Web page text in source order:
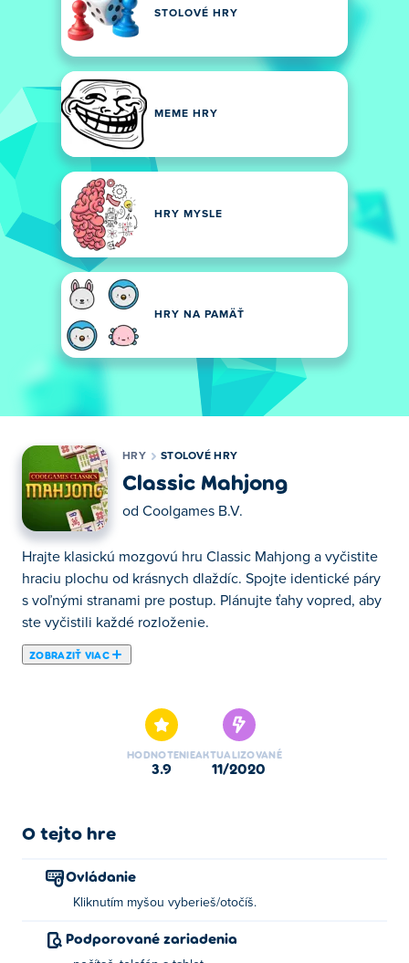
STOLOVÉ HRY
MEME HRY
HRY MYSLE
HRY NA PAMÄŤ
HRY STOLOVÉ HRY
Classic Mahjong
od Coolgames B.V.
Hrajte klasickú mozgovú hru Classic Mahjong a vyčistite
hraciu plochu od krásnych dlaždíc. Spojte identické páry
s voľnými stranami pre postup. Plánujte ťahy vopred, aby
ste vyčistili každé rozloženie.
ZOBRAZIŤ VIAC
HODNOTENIE
3.9
AKTUALIZOVANÉ
11/2020
O tejto hre
Ovládanie
Kliknutím myšou vyberieš/otočíš.
Podporované zariadenia